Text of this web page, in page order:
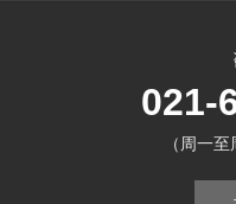
021-
（周一